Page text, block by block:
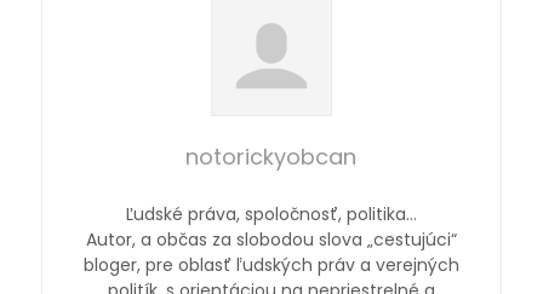
notorickyobcan
Ľudské práva, spoločnosť, politika…
Autor, a občas za slobodou slova „cestujúci“
bloger, pre oblasť ľudských práv a verejných